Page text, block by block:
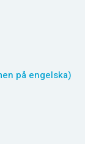
på engelska)